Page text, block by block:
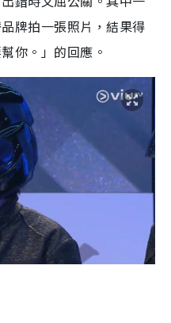
牌拍一張照片，結果得
你。」的回應。